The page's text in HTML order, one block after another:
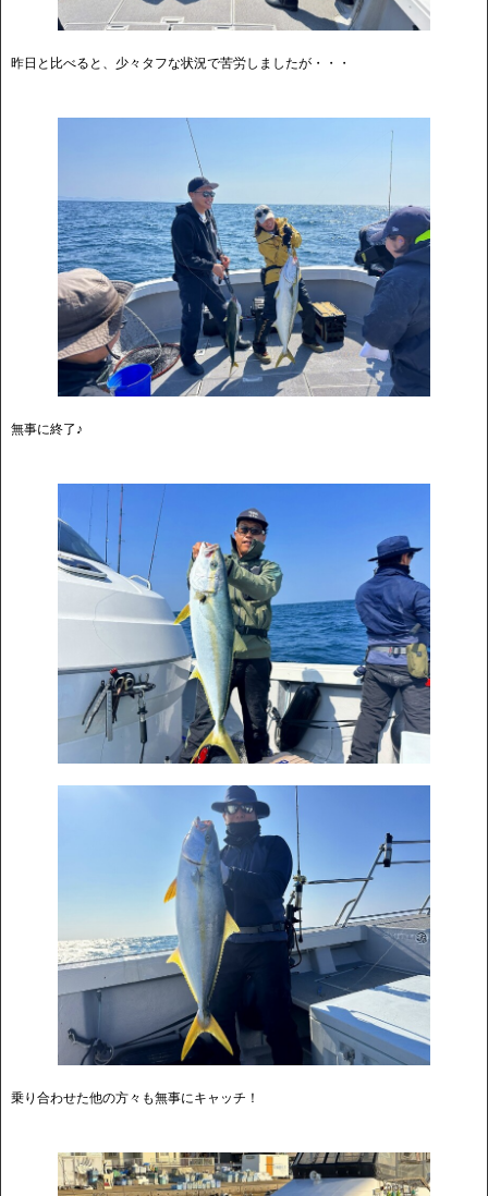
昨日と比べると、少々タフな状況で苦労しましたが・・・
無事に終了♪
乗り合わせた他の方々も無事にキャッチ！